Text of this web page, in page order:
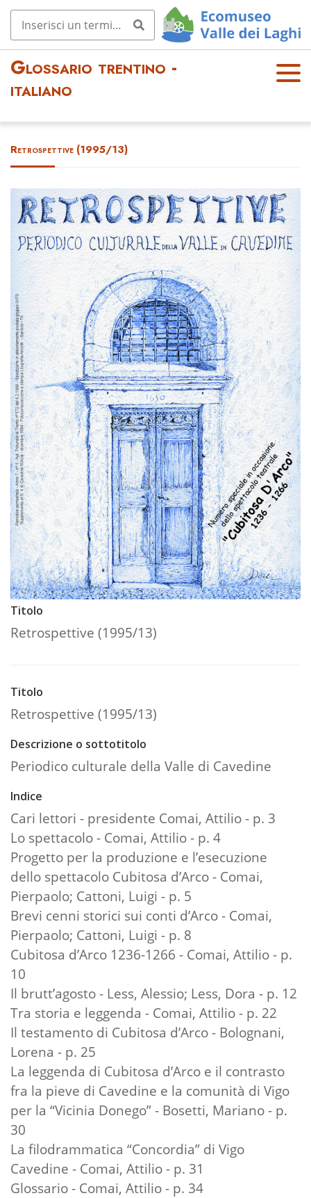
Glossario trentino -
italiano
OPE
Retrospettive (1995/13)
Titolo
Retrospettive (1995/13)
Titolo
Retrospettive (1995/13)
Descrizione o sottotitolo
Periodico culturale della Valle di Cavedine
Indice
Cari lettori - presidente Comai, Attilio - p. 3
Lo spettacolo - Comai, Attilio - p. 4
Progetto per la produzione e l’esecuzione
dello spettacolo Cubitosa d’Arco - Comai,
Pierpaolo; Cattoni, Luigi - p. 5
Brevi cenni storici sui conti d’Arco - Comai,
Pierpaolo; Cattoni, Luigi - p. 8
Cubitosa d’Arco 1236-1266 - Comai, Attilio - p.
10
Il brutt’agosto - Less, Alessio; Less, Dora - p. 12
Tra storia e leggenda - Comai, Attilio - p. 22
Il testamento di Cubitosa d’Arco - Bolognani,
Lorena - p. 25
La leggenda di Cubitosa d’Arco e il contrasto
fra la pieve di Cavedine e la comunità di Vigo
per la “Vicinia Donego” - Bosetti, Mariano - p.
30
La filodrammatica “Concordia” di Vigo
Cavedine - Comai, Attilio - p. 31
Glossario - Comai, Attilio - p. 34